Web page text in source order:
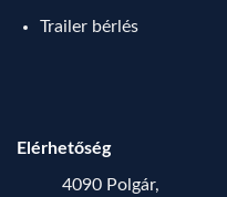
Trailer bérlés
Elérhetőség
4090 Polgár,